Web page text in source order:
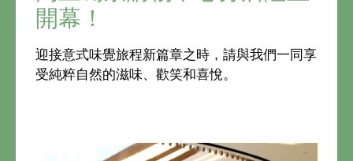
開幕！
迎接意式味覺旅程新篇章之時，請與我們一同享
受純粹自然的滋味、歡笑和喜悅。